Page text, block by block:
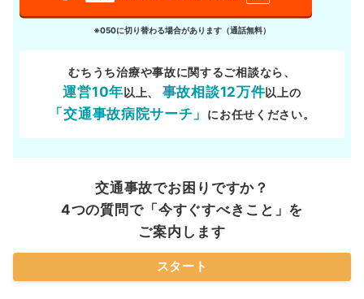
※050に切り替わる場合があります（通話無料）
むちうち治療や事故に関するご相談なら、
運営10年以上、 事故相談12万件以上の
「交通事故病院サーチ」 にお任せください。
交通事故でお困りですか？
4つの質問で「今すぐすべきこと」を
ご案内します
スタート